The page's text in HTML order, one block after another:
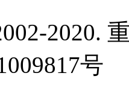
2020.
号